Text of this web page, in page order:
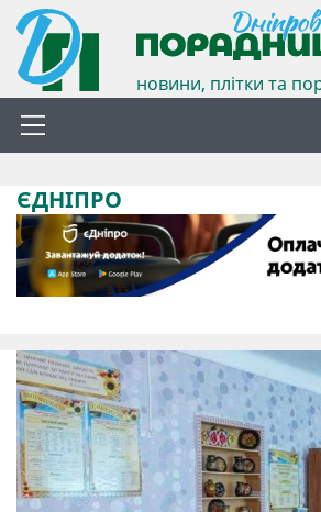
новини, плітки та
ЄДНІПРО